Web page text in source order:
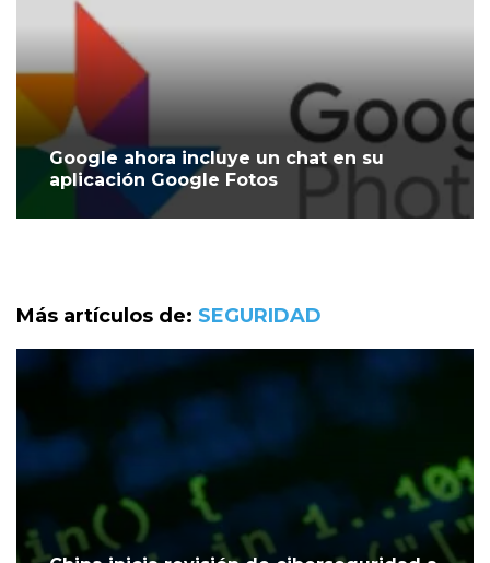
Google ahora incluye un chat en su
aplicación Google Fotos
Más artículos de: SEGURIDAD